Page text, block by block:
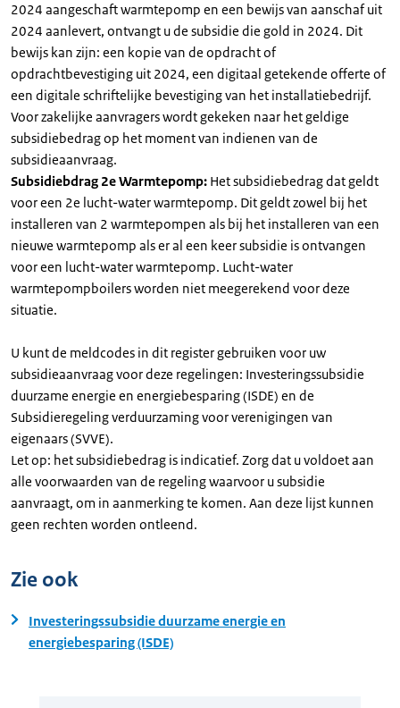
2024 aangeschaft warmtepomp en een bewijs van aanschaf uit
2024 aanlevert, ontvangt u de subsidie die gold in 2024. Dit
bewijs kan zijn: een kopie van de opdracht of
opdrachtbevestiging uit 2024, een digitaal getekende offerte of
een digitale schriftelijke bevestiging van het installatiebedrijf.
Voor zakelijke aanvragers wordt gekeken naar het geldige
subsidiebedrag op het moment van indienen van de
subsidieaanvraag.
Subsidiebdrag 2e Warmtepomp: Het subsidiebedrag dat geldt
voor een 2e lucht-water warmtepomp. Dit geldt zowel bij het
installeren van 2 warmtepompen als bij het installeren van een
nieuwe warmtepomp als er al een keer subsidie is ontvangen
voor een lucht-water warmtepomp. Lucht-water
warmtepompboilers worden niet meegerekend voor deze
situatie.
U kunt de meldcodes in dit register gebruiken voor uw
subsidieaanvraag voor deze regelingen: Investeringssubsidie
duurzame energie en energiebesparing (ISDE) en de
Subsidieregeling verduurzaming voor verenigingen van
eigenaars (SVVE).
Let op: het subsidiebedrag is indicatief. Zorg dat u voldoet aan
alle voorwaarden van de regeling waarvoor u subsidie
aanvraagt, om in aanmerking te komen. Aan deze lijst kunnen
geen rechten worden ontleend.
Zie ook
Investeringssubsidie duurzame energie en
energiebesparing (ISDE)